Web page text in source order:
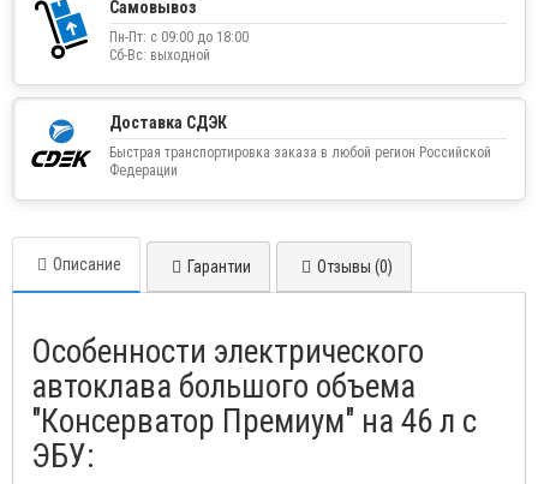
Самовывоз
Пн-Пт: с 09:00 до 18:00
Сб-Вс: выходной
Доставка СДЭК
Быстрая транспортировка заказа в любой регион Российской
Федерации
Описание Гарантии Отзывы (0)
Особенности электрического
автоклава большого объема
"Консерватор Премиум" на 46 л с
ЭБУ: